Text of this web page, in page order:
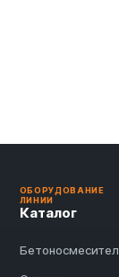
ОБОРУДОВАНИЕ
ЛИНИИ
Каталог